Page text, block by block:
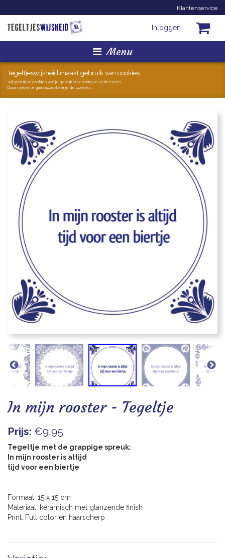
Klantenservice
Inloggen
Menu
Homepage
Tegeltjes
Mokken
Blogs
Tegeltjeswijsheid maakt gebruik van cookies.
Wij gebruiken cookies om je gebruikerservaring te verbeteren.
Door verder te gaan accepteer je de cookies.
In mijn rooster - Tegeltje
Prijs: €9.95
Tegeltje met de grappige spreuk:
In mijn rooster is altijd
tijd voor een biertje
Formaat: 15 x 15 cm
Materiaal: keramisch met glanzende finish
Print: Full color en haarscherp